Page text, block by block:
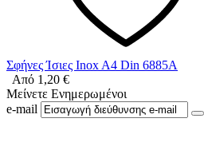
Σφήνες Ίσιες Inox A4 Din 6885A
Από 1,20 €
Μείνετε Ενημερωμένοι
e-mail